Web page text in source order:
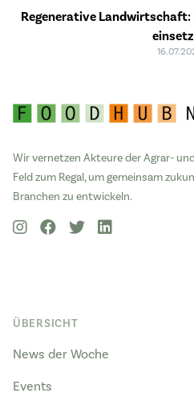
Regenerative
Wir vernetzen Akteure der Agrar-
Feld zum Regal, um gemeinsam
Branchen zu entwickeln.
ÜBERSICHT
News der Woche
Events